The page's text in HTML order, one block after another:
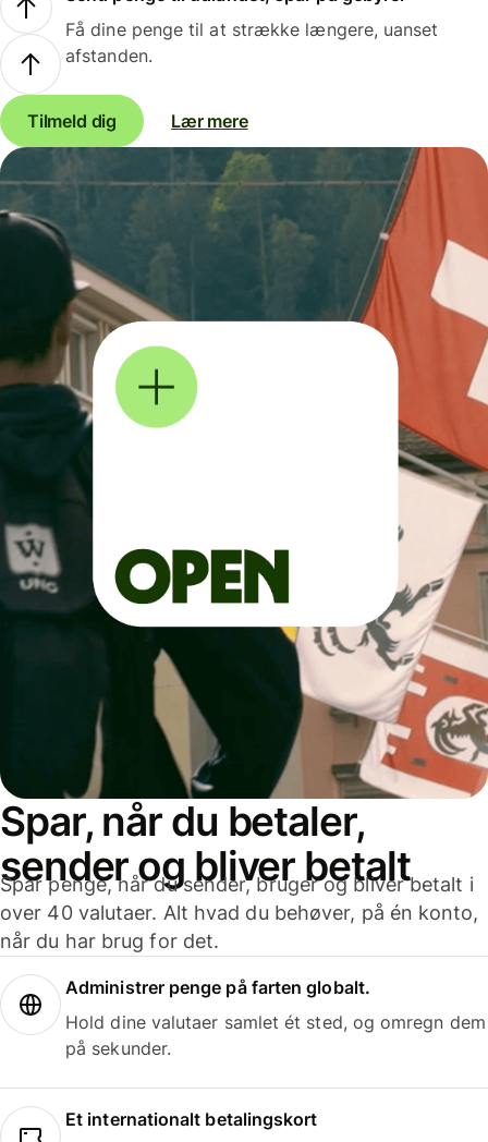
Få dine penge til at strække længere, uanset
afstanden.
Tilmeld dig Lær mere
Spar, når du betaler,
sender og bliver betalt
Spar penge, når du sender, bruger og bliver betalt i
over 40 valutaer. Alt hvad du behøver, på én konto,
når du har brug for det.
Administrer penge på farten globalt.
Hold dine valutaer samlet ét sted, og omregn dem
på sekunder.
Et internationalt betalingskort